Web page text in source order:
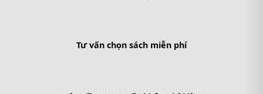
Tư vấn chọn sách miễn phí